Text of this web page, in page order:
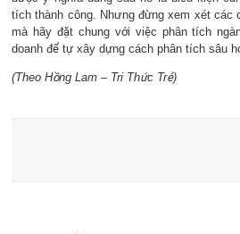
tích thành công. Nhưng đừng xem xét các
mà hãy đặt chung với việc phân tích
doanh để tự xây dựng cách phân tích sâu
(Theo Hồng Lam – Tri Thức Trẻ)